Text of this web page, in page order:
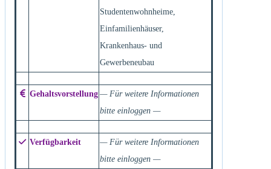
Studentenwohnheime,
Einfamilienhäuser,
Krankenhaus- und
Gewerbeneubau
Gehaltsvorstellung — Für weitere Informationen
bitte einloggen —
Verfügbarkeit
— Für weitere Informationen
bitte einloggen —